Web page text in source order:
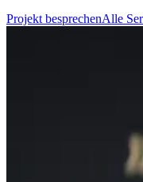
Projekt besprechenAlle